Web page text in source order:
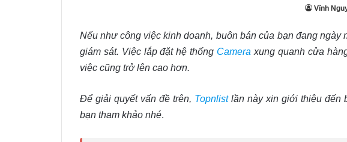
Vĩnh
Nếu như công việc kinh doanh, buôn bán của bạn đang
giám sát. Việc lắp đặt hệ thống Camera xung quanh cửa
việc cũng trở lên cao hơn.
Để giải quyết vấn đề trên, Topnlistlần này xin giới thiệu đến
bạn tham khảo nhé.